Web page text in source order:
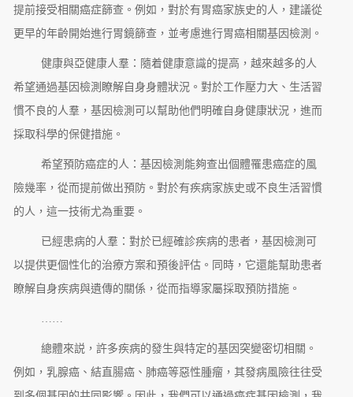
提前接受相關癌症篩查。例如，對於有胃癌家族史的人，建議從
更早的年齡開始進行胃鏡篩查，並考慮進行胃癌相關基因檢測。
健康與亞健康人羣：隨着健康意識的提高，越來越多的人
希望通過基因檢測瞭解自身身體狀況。對於工作壓力大、生活習
慣不良的人羣，基因檢測可以幫助他們明確自身健康狀況，進而
採取科學的保健措施。
希望預防癌症的人：基因檢測能夠查出個體罹患癌症的風
險幾率，從而提前做出預防。對於有疾病家族史或不良生活習慣
的人，這一技術尤為重要。
已經患病的人羣：對於已經確診疾病的患者，基因檢測可
以提供更個性化的治療方案和預後評估。同時，它還能幫助患者
瞭解自身疾病與遺傳的關係，從而指導家屬採取預防措施。
……
總體來説，許多疾病的發生與特定的基因突變密切相關。
例如，乳腺癌、結直腸癌、肺癌等惡性腫瘤，其發病風險往往受